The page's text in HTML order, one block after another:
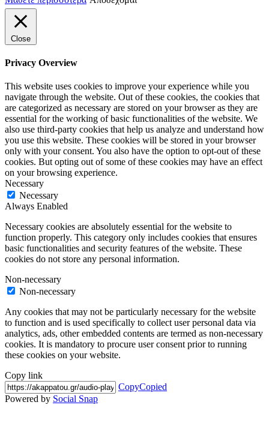
Close
Privacy Overview
This website uses cookies to improve your experience while you
navigate through the website. Out of these cookies, the cookies that
are categorized as necessary are stored on your browser as they are
essential for the working of basic functionalities of the website. We
also use third-party cookies that help us analyze and understand how
you use this website. These cookies will be stored in your browser
only with your consent. You also have the option to opt-out of these
cookies. But opting out of some of these cookies may have an effect
on your browsing experience.
Necessary
Necessary
Always Enabled
Necessary cookies are absolutely essential for the website to
function properly. This category only includes cookies that ensures
basic functionalities and security features of the website. These
cookies do not store any personal information.
Non-necessary
Non-necessary
Any cookies that may not be particularly necessary for the website
to function and is used specifically to collect user personal data via
analytics, ads, other embedded contents are termed as non-necessary
cookies. It is mandatory to procure user consent prior to running
these cookies on your website.
Copy link
CopyCopied
Powered by Social Snap